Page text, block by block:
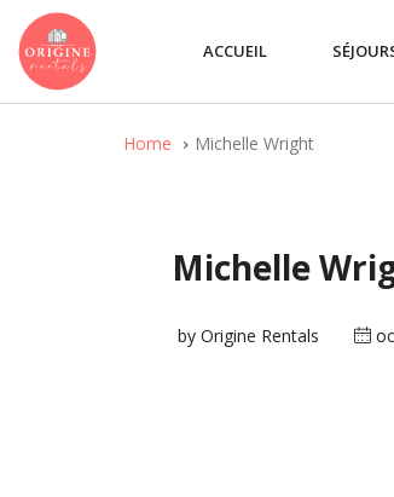
ACCUEIL
Home Michelle Wright
Michelle
by Origine Rentals